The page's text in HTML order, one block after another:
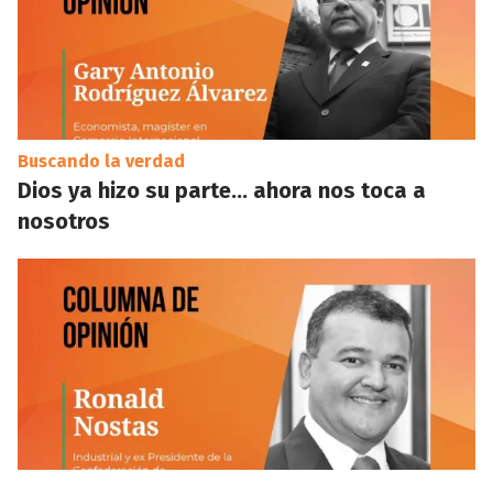
Buscando la verdad
Dios ya hizo su parte… ahora nos toca a
nosotros